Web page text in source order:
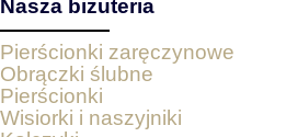
Nasza biżuteria
Pierścionki zaręczynowe
Obrączki ślubne
Pierścionki
Wisiorki i naszyjniki